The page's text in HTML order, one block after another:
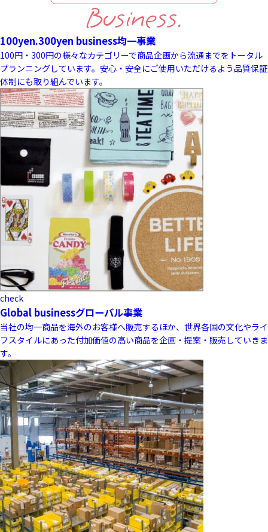
Business.
100yen.300yen business均一事業
100円・300円の様々なカテゴリーで商品企画から流通までをトータル
プランニングしています。安心・安全にご使用いただけるよう品質保証
体制にも取り組んでいます。
check
Global businessグローバル事業
当社の均一商品を海外のお客様へ販売するほか、世界各国の文化やライ
フスタイルにあった付加価値の高い商品を企画・提案・販売していきま
す。